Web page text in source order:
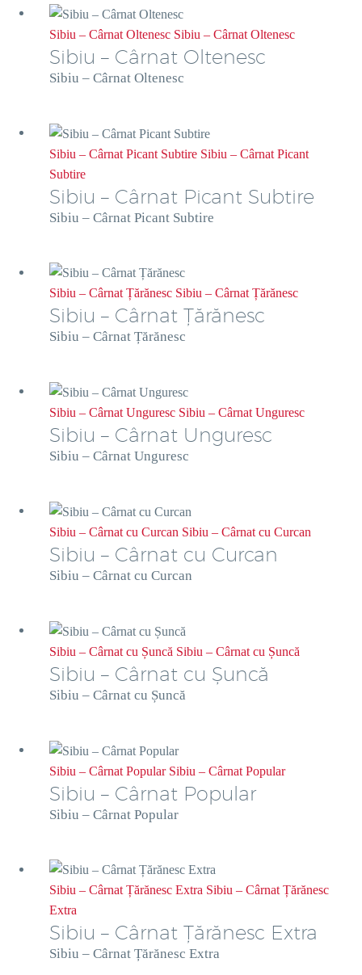
Sibiu – Cârnat Oltenesc Sibiu – Cârnat Oltenesc
Sibiu – Cârnat Oltenesc
Sibiu – Cârnat Oltenesc
Sibiu – Cârnat Picant Subtire Sibiu – Cârnat Picant
Subtire
Sibiu – Cârnat Picant Subtire
Sibiu – Cârnat Picant Subtire
Sibiu – Cârnat Țărănesc Sibiu – Cârnat Țărănesc
Sibiu – Cârnat Țărănesc
Sibiu – Cârnat Țărănesc
Sibiu – Cârnat Unguresc Sibiu – Cârnat Unguresc
Sibiu – Cârnat Unguresc
Sibiu – Cârnat Unguresc
Sibiu – Cârnat cu Curcan Sibiu – Cârnat cu Curcan
Sibiu – Cârnat cu Curcan
Sibiu – Cârnat cu Curcan
Sibiu – Cârnat cu Șuncă Sibiu – Cârnat cu Șuncă
Sibiu – Cârnat cu Șuncă
Sibiu – Cârnat cu Șuncă
Sibiu – Cârnat Popular Sibiu – Cârnat Popular
Sibiu – Cârnat Popular
Sibiu – Cârnat Popular
Sibiu – Cârnat Țărănesc Extra Sibiu – Cârnat Țărănesc
Extra
Sibiu – Cârnat Țărănesc Extra
Sibiu – Cârnat Țărănesc Extra